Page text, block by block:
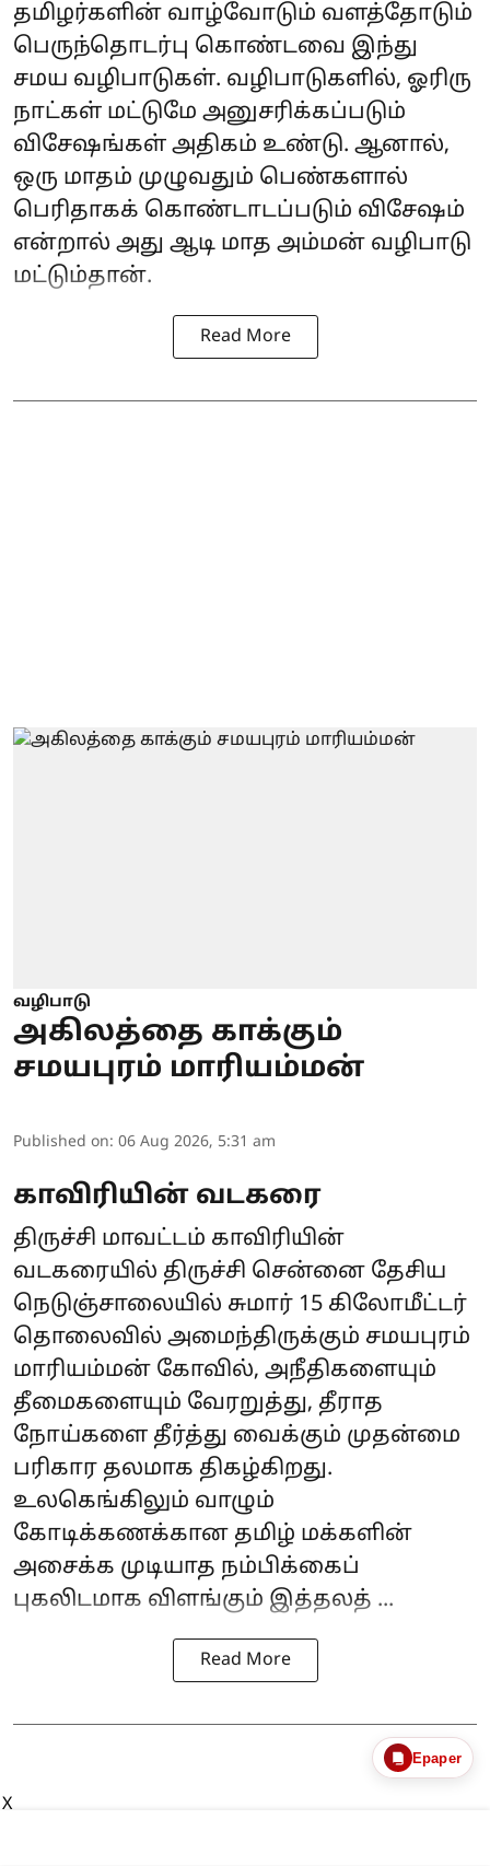
தமிழர்களின் வாழ்வோடும் வளத்தோடும்
பெருந்தொடர்பு கொண்டவை இந்து
சமய வழிபாடுகள். வழிபாடுகளில், ஓரிரு
நாட்கள் மட்டுமே அனுசரிக்கப்படும்
விசேஷங்கள் அதிகம் உண்டு. ஆனால்,
ஒரு மாதம் முழுவதும் பெண்களால்
பெரிதாகக் கொண்டாடப்படும் விசேஷம்
என்றால் அது ஆடி மாத அம்மன் வழிபாடு
மட்டும்தான்.
Read More
வழிபாடு
அகிலத்தை காக்கும்
சமயபுரம் மாரியம்மன்
Published on: 06 Aug 2026, 5:31 am
காவிரியின் வடகரை
திருச்சி மாவட்டம் காவிரியின்
வடகரையில் திருச்சி சென்னை தேசிய
நெடுஞ்சாலையில் சுமார் 15 கிலோமீட்டர்
தொலைவில் அமைந்திருக்கும் சமயபுரம்
மாரியம்மன் கோவில், அநீதிகளையும்
தீமைகளையும் வேரறுத்து, தீராத
நோய்களை தீர்த்து வைக்கும் முதன்மை
பரிகார தலமாக திகழ்கிறது.
உலகெங்கிலும் வாழும்
கோடிக்கணக்கான தமிழ் மக்களின்
அசைக்க முடியாத நம்பிக்கைப்
புகலிடமாக விளங்கும் இத்தலத் ...
Read More
Epaper
X